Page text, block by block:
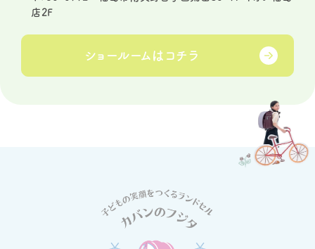
店2F
ショールームは コチラ